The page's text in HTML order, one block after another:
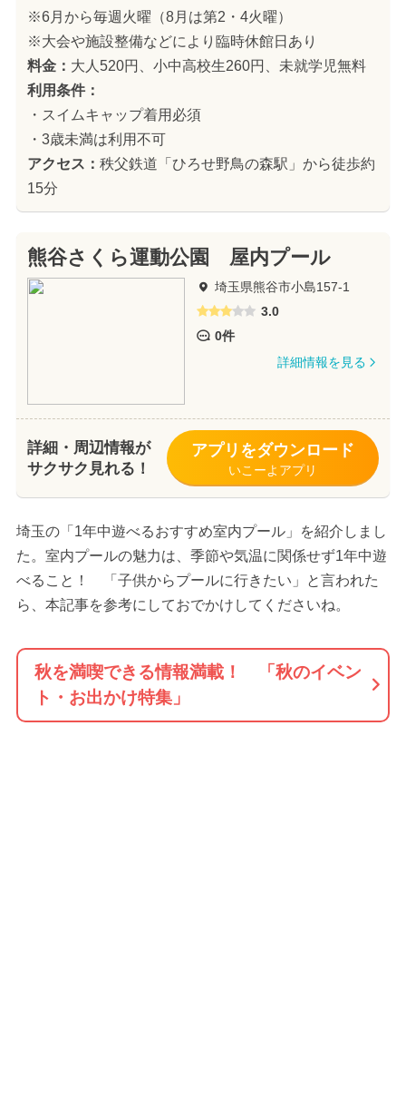
※6月から毎週火曜（8月は第2・4火曜）
※大会や施設整備などにより臨時休館日あり
料金： 大人520円、小中高校生260円、未就学児無料
利用条件：
・スイムキャップ着用必須
・3歳未満は利用不可
アクセス： 秩父鉄道「ひろせ野鳥の森駅」から徒歩約
15分
熊谷さくら運動公園 屋内プール
埼玉県熊谷市小島157-1
3.0
0件
詳細情報を見る
詳細・周辺情報が
サクサク見れる！
アプリをダウンロード
いこーよアプリ
埼玉の「1年中遊べるおすすめ室内プール」を紹介しまし
た。室内プールの魅力は、季節や気温に関係せず1年中遊
べること！ 「子供からプールに行きたい」と言われた
ら、本記事を参考にしておでかけしてくださいね。
秋を満喫できる情報満載！ 「秋のイベン
ト・お出かけ特集」